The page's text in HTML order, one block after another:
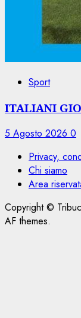
Sport
ITALIANI
5 Agosto 2026 0
Privacy,
Chi siamo
Area
Copyright ©
AF themes.